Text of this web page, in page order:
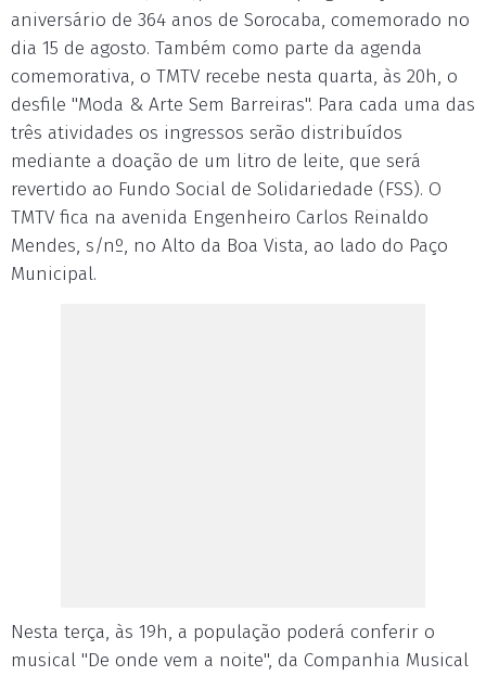
aniversário de 364 anos de Sorocaba, comemorado no
dia 15 de agosto. Também como parte da agenda
comemorativa, o TMTV recebe nesta quarta, às 20h, o
desfile "Moda & Arte Sem Barreiras". Para cada uma das
três atividades os ingressos serão distribuídos
mediante a doação de um litro de leite, que será
revertido ao Fundo Social de Solidariedade (FSS). O
TMTV fica na avenida Engenheiro Carlos Reinaldo
Mendes, s/nº, no Alto da Boa Vista, ao lado do Paço
Municipal.
Nesta terça, às 19h, a população poderá conferir o
musical "De onde vem a noite", da Companhia Musical